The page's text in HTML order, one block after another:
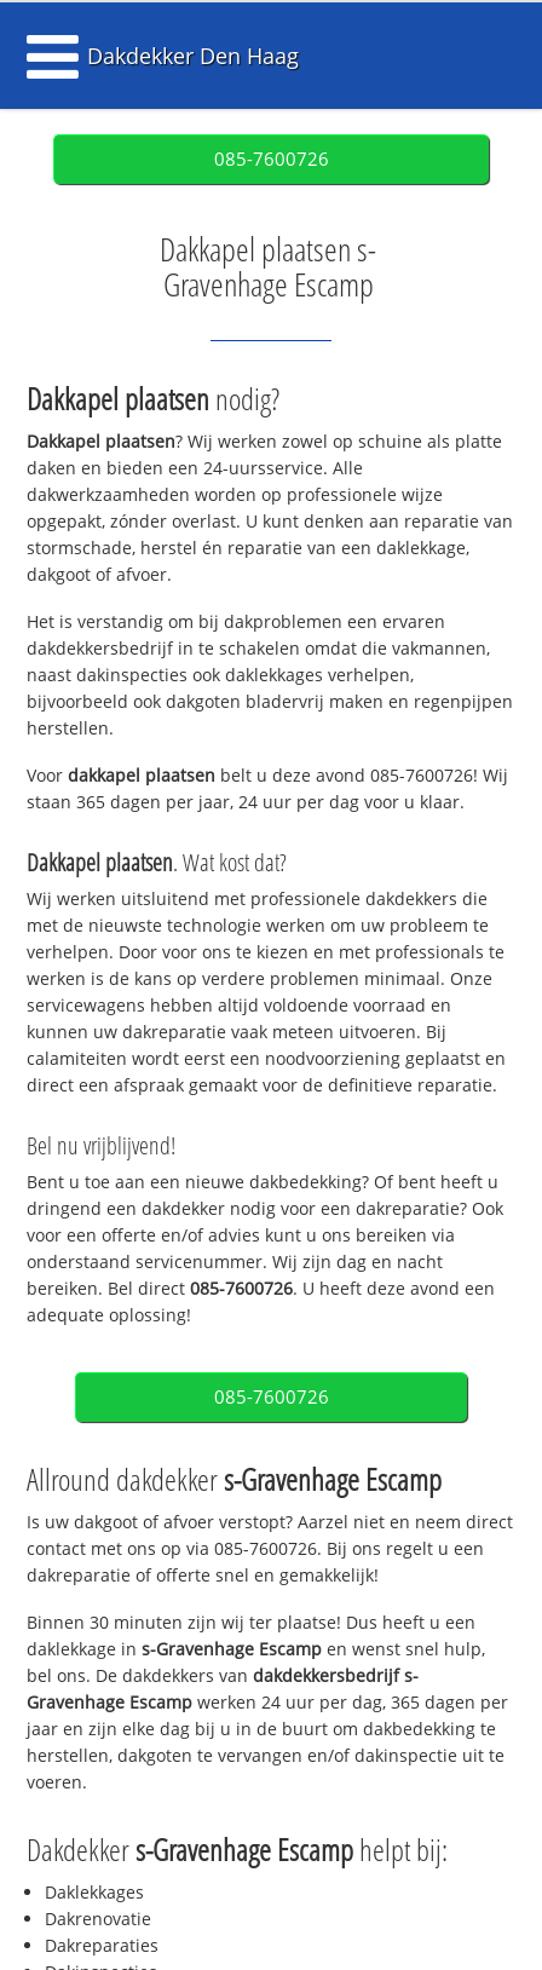
Dakdekker Den Haag
085-7600726
Dakkapel plaatsen s-
Gravenhage Escamp
Dakkapel plaatsen nodig?
Dakkapel plaatsen? Wij werken zowel op schuine als platte
daken en bieden een 24-uursservice. Alle
dakwerkzaamheden worden op professionele wijze
opgepakt, zónder overlast. U kunt denken aan reparatie van
stormschade, herstel én reparatie van een daklekkage,
dakgoot of afvoer.
Het is verstandig om bij dakproblemen een ervaren
dakdekkersbedrijf in te schakelen omdat die vakmannen,
naast dakinspecties ook daklekkages verhelpen,
bijvoorbeeld ook dakgoten bladervrij maken en regenpijpen
herstellen.
Voordakkapel plaatsen belt u deze avond 085-7600726! Wij
staan 365 dagen per jaar, 24 uur per dag voor u klaar.
Dakkapel plaatsen. Wat kost dat?
Wij werken uitsluitend met professionele dakdekkers die
met de nieuwste technologie werken om uw probleem te
verhelpen. Door voor ons te kiezen en met professionals te
werken is de kans op verdere problemen minimaal. Onze
servicewagens hebben altijd voldoende voorraad en
kunnen uw dakreparatie vaak meteen uitvoeren. Bij
calamiteiten wordt eerst een noodvoorziening geplaatst en
direct een afspraak gemaakt voor de definitieve reparatie.
Bel nu vrijblijvend!
Bent u toe aan een nieuwe dakbedekking? Of bent heeft u
dringend een dakdekker nodig voor een dakreparatie? Ook
voor een offerte en/of advies kunt u ons bereiken via
onderstaand servicenummer. Wij zijn dag en nacht
bereiken. Bel direct085-7600726. U heeft deze avond een
adequate oplossing!
085-7600726
Allround dakdekkers-Gravenhage Escamp
Is uw dakgoot of afvoer verstopt? Aarzel niet en neem direct
contact met ons op via 085-7600726. Bij ons regelt u een
dakreparatie of offerte snel en gemakkelijk!
Binnen 30 minuten zijn wij ter plaatse! Dus heeft u een
daklekkage ins-Gravenhage Escamp en wenst snel hulp,
bel ons. De dakdekkers vandakdekkersbedrijfs-
Gravenhage Escamp werken 24 uur per dag, 365 dagen per
jaar en zijn elke dag bij u in de buurt om dakbedekking te
herstellen, dakgoten te vervangen en/of dakinspectie uit te
voeren.
Dakdekkers-Gravenhage Escamphelpt bij:
Daklekkages
Dakrenovatie
Dakreparaties